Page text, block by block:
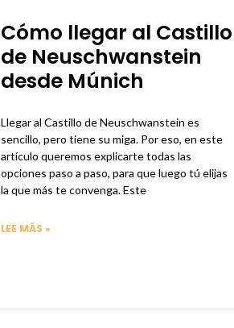
Cómo llegar al Castillo
de Neuschwanstein
desde Múnich
Llegar al Castillo de Neuschwanstein es
sencillo, pero tiene su miga. Por eso, en este
artículo queremos explicarte todas las
opciones paso a paso, para que luego tú elijas
la que más te convenga. Este
LEE MÁS »